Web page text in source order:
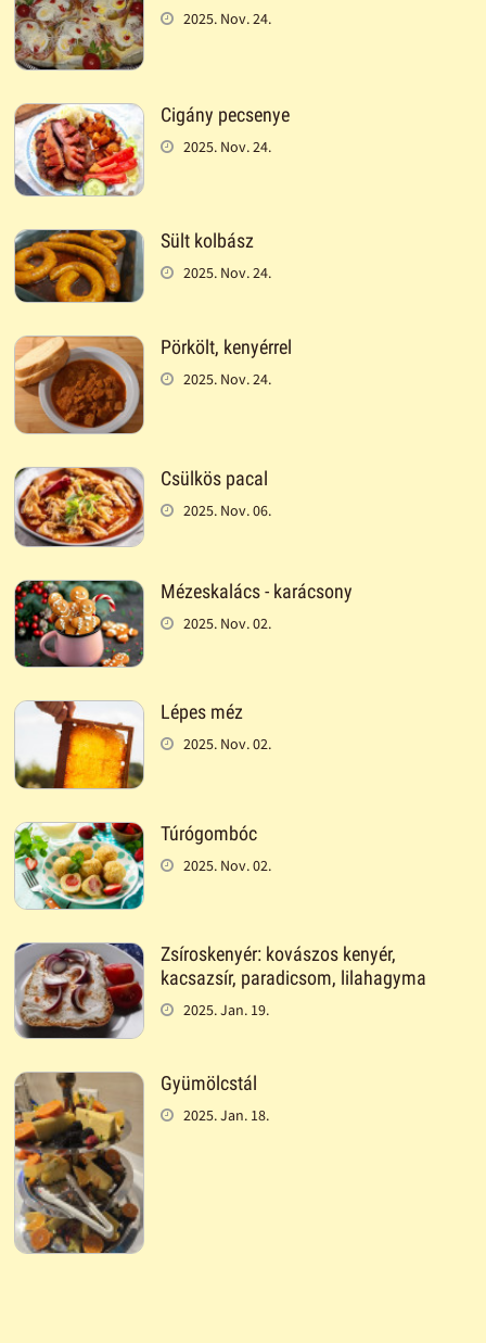
2025. Nov. 24.
Cigány pecsenye
2025. Nov. 24.
Sült kolbász
2025. Nov. 24.
Pörkölt, kenyérrel
2025. Nov. 24.
Csülkös pacal
2025. Nov. 06.
Mézeskalács - karácsony
2025. Nov. 02.
Lépes méz
2025. Nov. 02.
Túrógombóc
2025. Nov. 02.
Zsíroskenyér: kovászos kenyér,
kacsazsír, paradicsom, lilahagyma
2025. Jan. 19.
Gyümölcstál
2025. Jan. 18.